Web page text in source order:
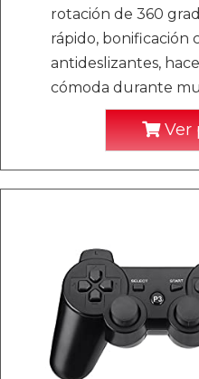
rotación de 360
rápido, bonificación
antideslizantes,
cómoda durante
Ver